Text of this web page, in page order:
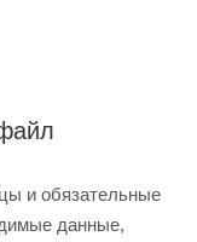
и обязательные
данные,